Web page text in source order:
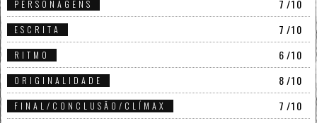
PERSONAGENS 7 /10
ESCRITA 7 /10
RITMO 6/10
ORIGINALIDADE 8/10
FINAL/CONCLUSÃO/CLÍMAX 7 /10